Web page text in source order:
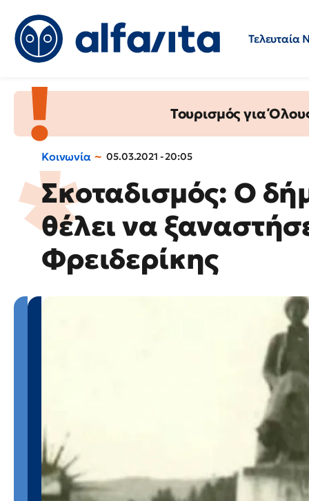
Τελευταία
Τουρισμός για
Κοινωνία 05.03.2021 - 20:05
Σκοταδισμός: Ο
θέλει να
Φρειδερίκης